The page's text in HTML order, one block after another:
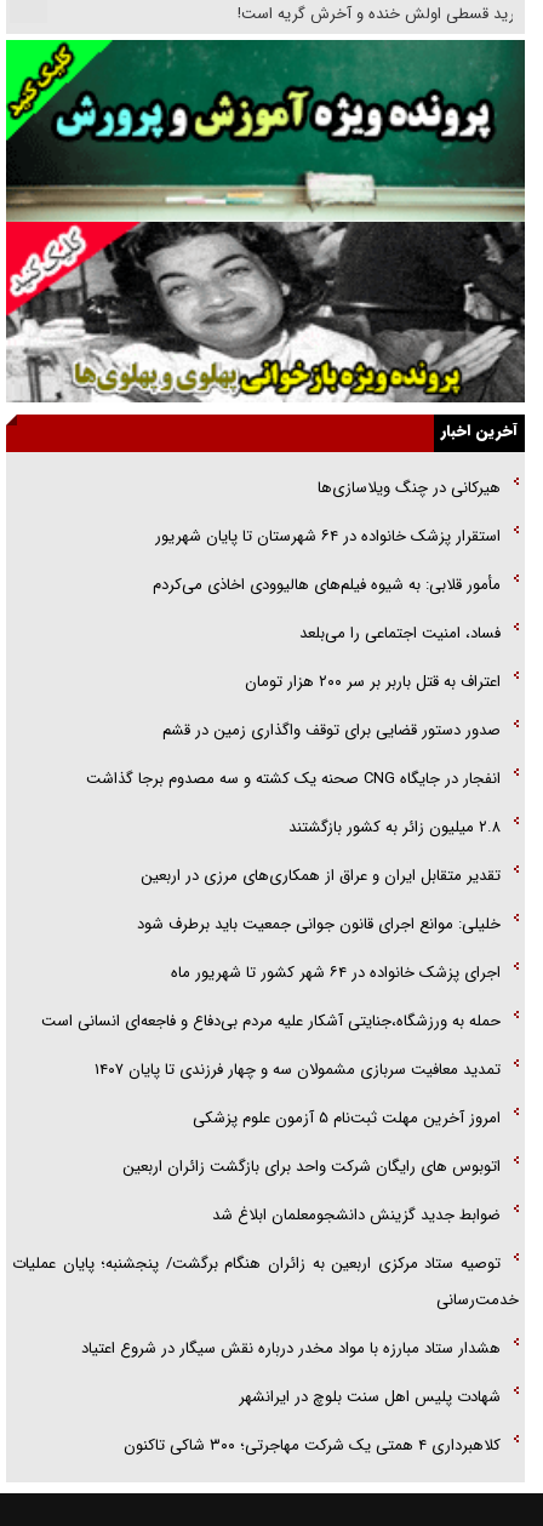
خرید قسطی اولش خنده و آخرش گریه است!
فوتبال و آن «بالا»!
راهبرد غافلگیری با نسل جدید پهپاد‌ها
جنجال پزشکان تقلبی در صنعت زیبایی
یهودی‌ها در ادبیات داستانی اروپا؛ از شکسپیر تا دیکنز
گفت‌وگو با خواهر یکی از شهدای جنگ رمضان/ خواهرم فرمانده جهادی و
اهل خدمت بی‌منت بود
جزئیات شکنجه‌هایم فراتر از آن است که در بیان بگنجد!
پلیس
آخرین اخبار
هیرکانی در چنگ ویلاسازی‌ها
‌استقرار پزشک خانواده در ۶۴ شهرستان تا پایان شهریور
مأمور قلابی: به شیوه فیلم‌های هالیوودی اخاذی می‌کردم
فساد، امنیت اجتماعی را می‌بلعد
‌‌اعتراف به قتل باربر بر سر ۲۰۰ هزار تومان
صدور دستور قضایی برای توقف واگذاری زمین در قشم
انفجار در جایگاه CNG صحنه یک کشته و سه مصدوم برجا گذاشت
۲.۸ میلیون زائر به کشور بازگشتند
تقدیر متقابل ایران و عراق از همکاری‌های مرزی در اربعین
خلیلی: موانع اجرای قانون جوانی جمعیت باید برطرف شود
اجرای پزشک خانواده در ۶۴ شهر کشور تا شهریور ماه
حمله به ورزشگاه،جنایتی آشکار علیه مردم بی‌دفاع و فاجعه‌ای انسانی است
تمدید معافیت سربازی مشمولان سه و چهار فرزندی تا پایان ۱۴۰۷
امروز آخرین مهلت ثبت‌نام ۵ آزمون علوم پزشکی
اتوبوس های رایگان شرکت واحد برای بازگشت زائران اربعین
ضوابط جدید گزینش دانشجومعلمان ابلاغ شد
توصیه ستاد مرکزی اربعین به زائران هنگام برگشت/ پنجشنبه؛ پایان عملیات
خدمت‌رسانی
هشدار ستاد مبارزه با مواد مخدر درباره نقش سیگار در شروع اعتیاد
شهادت پلیس اهل سنت بلوچ در ایرانشهر
کلاهبرداری ۴ همتی یک شرکت مهاجرتی؛ ۳۰۰ شاکی تاکنون